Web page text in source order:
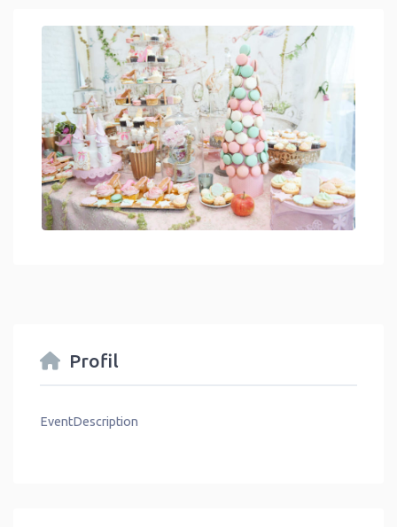
Profil
EventDescription